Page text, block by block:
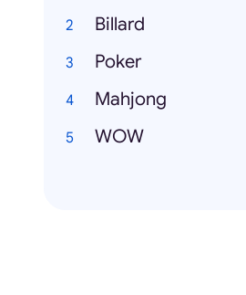
Billard
Poker
Mahjong
WOW